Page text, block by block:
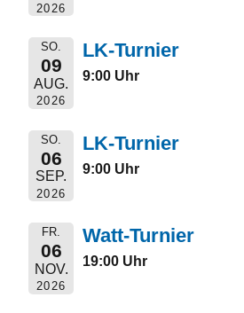
2026
SO.
09
AUG.
2026
LK-Turnier
9:00 Uhr
SO.
06
SEP.
2026
LK-Turnier
9:00 Uhr
FR.
06
NOV.
2026
Watt-Turnier
19:00 Uhr